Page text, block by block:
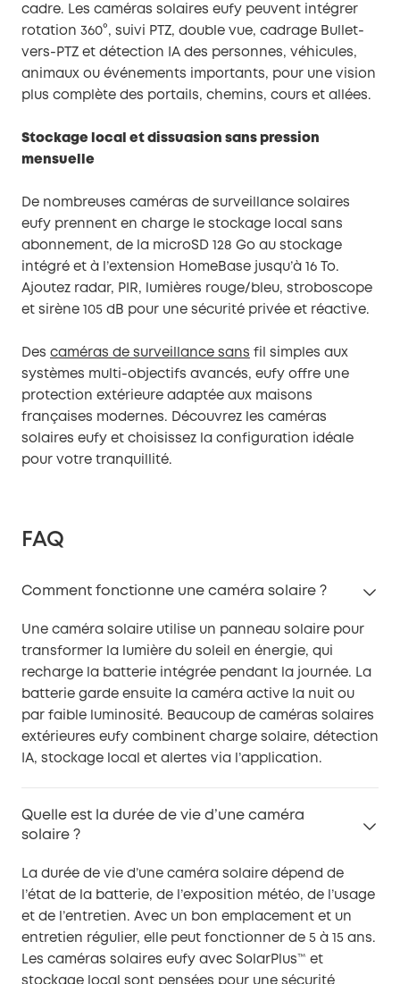
cadre. Les caméras solaires eufy peuvent intégrer
rotation 360°, suivi PTZ, double vue, cadrage Bullet-
vers-PTZ et détection IA des personnes, véhicules,
animaux ou événements importants, pour une vision
plus complète des portails, chemins, cours et allées.
Stockage local et dissuasion sans pression
mensuelle
De nombreuses caméras de surveillance solaires
eufy prennent en charge le stockage local sans
abonnement, de la microSD 128 Go au stockage
intégré et à l’extension HomeBase jusqu’à 16 To.
Ajoutez radar, PIR, lumières rouge/bleu, stroboscope
et sirène 105 dB pour une sécurité privée et réactive.
Des caméras de surveillance sans fil simples aux
systèmes multi-objectifs avancés, eufy offre une
protection extérieure adaptée aux maisons
françaises modernes. Découvrez les caméras
solaires eufy et choisissez la configuration idéale
pour votre tranquillité.
FAQ
Comment fonctionne une caméra solaire ?
Une caméra solaire utilise un panneau solaire pour
transformer la lumière du soleil en énergie, qui
recharge la batterie intégrée pendant la journée. La
batterie garde ensuite la caméra active la nuit ou
par faible luminosité. Beaucoup de caméras solaires
extérieures eufy combinent charge solaire, détection
IA, stockage local et alertes via l’application.
Quelle est la durée de vie d’une caméra
solaire ?
La durée de vie d’une caméra solaire dépend de
l’état de la batterie, de l’exposition météo, de l’usage
et de l’entretien. Avec un bon emplacement et un
entretien régulier, elle peut fonctionner de 5 à 15 ans.
Les caméras solaires eufy avec SolarPlus™ et
stockage local sont pensées pour une sécurité